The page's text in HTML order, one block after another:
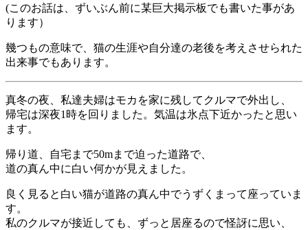
(このお話は、ずいぶん前に某巨大掲示板でも書いた事があ
ります）
幾つもの意味で、猫の生涯や自分達の老後を考えさせられた
出来事でもあります。
真冬の夜、私達夫婦はモカを家に残してクルマで外出し、
帰宅は深夜1時を回りました。気温は氷点下近かったと思い
ます。
帰り道、自宅まで50mまで迫った道路で、
道の真ん中に白い何かが見えました。
良く見ると白い猫が道路の真ん中でうずくまって座っていま
す。
私のクルマが接近しても、ずっと居座るので怪訝に思い、